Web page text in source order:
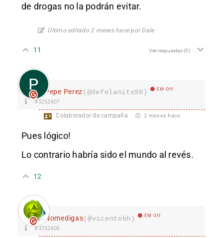
de drogas no la podrán evitar.
Último editado 2 meses hace por Dale
11 Ver respuestas(5)
Pepe Perez(@defelanitx98) EM Off
#3252607
Colaborador de campaña 2 meses hace
Pues lógico!
Lo contrario habría sido el mundo al revés.
12
Nomedigas(@vicentebh) EM Off
#3252606